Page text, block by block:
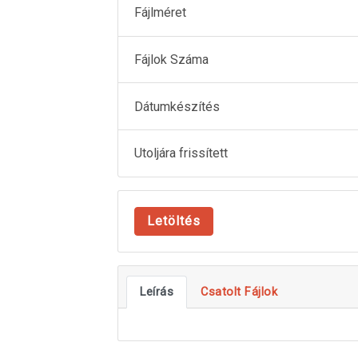
Fájlméret
Fájlok Száma
Dátumkészítés
Utoljára frissített
Letöltés
Leírás Csatolt Fájlok